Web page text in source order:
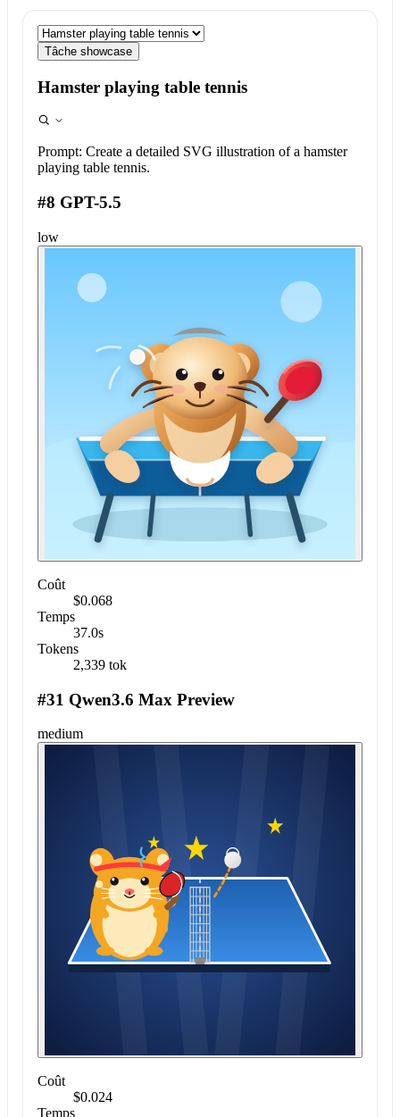
Tâche showcase
Hamster playing table tennis
Prompt: Create a detailed SVG illustration of a hamster
playing table tennis.
#8 GPT-5.5
low
Coût
$0.068
Temps
37.0s
Tokens
2,339 tok
#31 Qwen3.6 Max Preview
medium
Coût
$0.024
Temps